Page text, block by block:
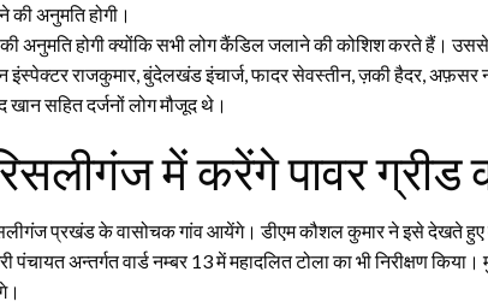
की अनुमति होगी।
होगी क्योंकि सभी लोग कैंडिल जलाने की कोशिश करते हैं। उससे
इंस्पेक्टर राजकुमार, बुंदेलखंड इंचार्ज, फादर सेवस्तीन, ज़की हैदर,
खान सहित दर्जनों लोग मौजूद थे।
में करेंगे पावर ग्रीड
प्रखंड के वासोचक गांव आयेंगे। डीएम कौशल कुमार ने इसे देखते हुए
अन्तर्गत वार्ड नम्बर 13 में महादलित टोला का भी निरीक्षण